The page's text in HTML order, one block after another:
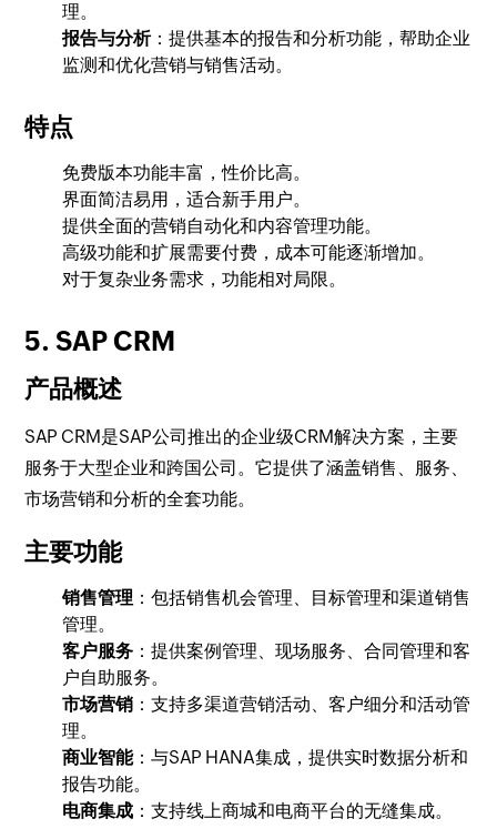
理。
报告与分析：提供基本的报告和分析功能，帮助企业
监测和优化营销与销售活动。
特点
免费版本功能丰富，性价比高。
界面简洁易用，适合新手用户。
提供全面的营销自动化和内容管理功能。
高级功能和扩展需要付费，成本可能逐渐增加。
对于复杂业务需求，功能相对局限。
5. SAP CRM
产品概述
SAP CRM是SAP公司推出的企业级CRM解决方案，主要
服务于大型企业和跨国公司。它提供了涵盖销售、服务、
市场营销和分析的全套功能。
主要功能
销售管理 ：包括销售机会管理、目标管理和渠道销售
管理。
客户服务 ：提供案例管理、现场服务、合同管理和客
户自助服务。
市场营销 ：支持多渠道营销活动、客户细分和活动管
理。
商业智能：与SAP HANA集成，提供实时数据分析和
报告功能。
电商集成 ：支持线上商城和电商平台的无缝集成。